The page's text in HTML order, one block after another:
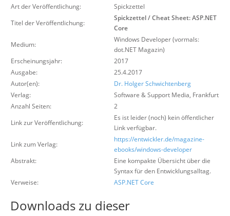
Über uns
Suche
Art der Veröffentlichung:
Spickzettel
Titel der Veröffentlichung:
Spickzettel / Cheat Sheet: ASP.NET
Core
Medium:
Windows Developer (vormals:
dot.NET Magazin)
Erscheinungsjahr:
2017
Ausgabe:
25.4.2017
Autor(en):
Dr. Holger Schwichtenberg
Verlag:
Software & Support Media, Frankfurt
Anzahl Seiten:
2
Link zur Veröffentlichung:
Es ist leider (noch) kein öffentlicher
Link verfügbar.
Link zum Verlag:
https://entwickler.de/magazine-
ebooks/windows-developer
Abstrakt:
Eine kompakte Übersicht über die
Syntax für den Entwicklungsalltag.
Verweise:
ASP.NET Core
Downloads zu dieser